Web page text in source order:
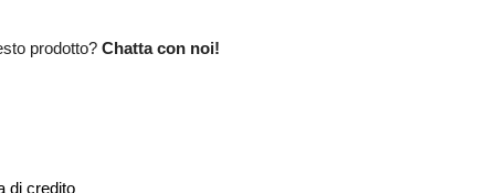
prodotto? Chatta con noi!
di credito